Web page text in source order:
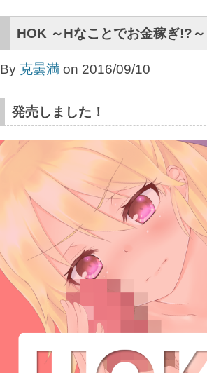
HOK ～Hなことでお金稼ぎ!?～
By 克曇満 on 2016/09/10
発売しました！